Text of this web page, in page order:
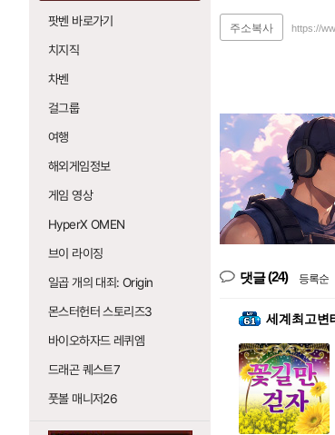
팟벤 바로가기
치지직
차벤
걸그룹
여행
해외게임정보
게임 영상
HyperX OMEN
브이 라이징
일곱 개의 대죄: Origin
몬스터헌터 스토리즈3
바이오하자드 레퀴엠
드래곤 퀘스트7
풋볼 매니저26
주소복사 https://
댓글(24) 등록순
세계최고변